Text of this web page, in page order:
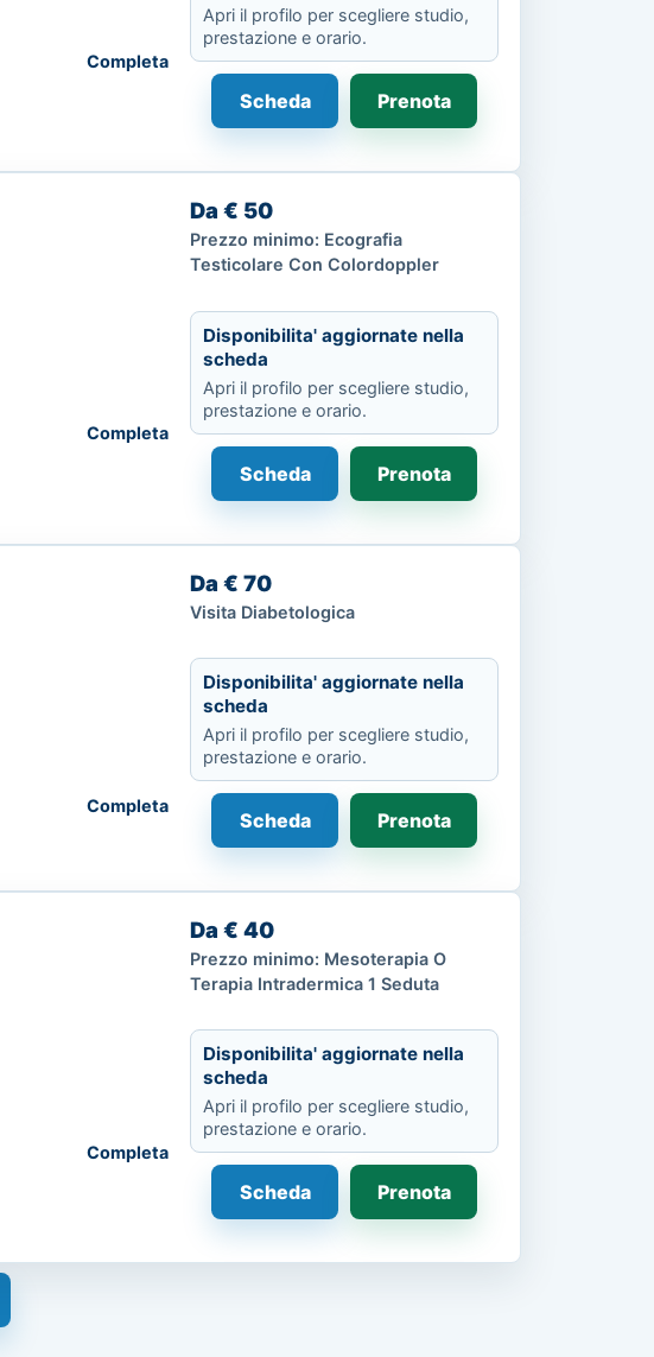
Completa
Apri il profilo per scegliere studio,
prestazione e orario.
Scheda Prenota
Completa
Da € 50
Prezzo minimo: Ecografia
Testicolare Con Colordoppler
Disponibilita' aggiornate nella
scheda
Apri il profilo per scegliere studio,
prestazione e orario.
Scheda Prenota
Completa
Da € 70
Visita Diabetologica
Disponibilita' aggiornate nella
scheda
Apri il profilo per scegliere studio,
prestazione e orario.
Scheda Prenota
Completa
Da € 40
Prezzo minimo: Mesoterapia O
Terapia Intradermica 1 Seduta
Disponibilita' aggiornate nella
scheda
Apri il profilo per scegliere studio,
prestazione e orario.
Scheda Prenota